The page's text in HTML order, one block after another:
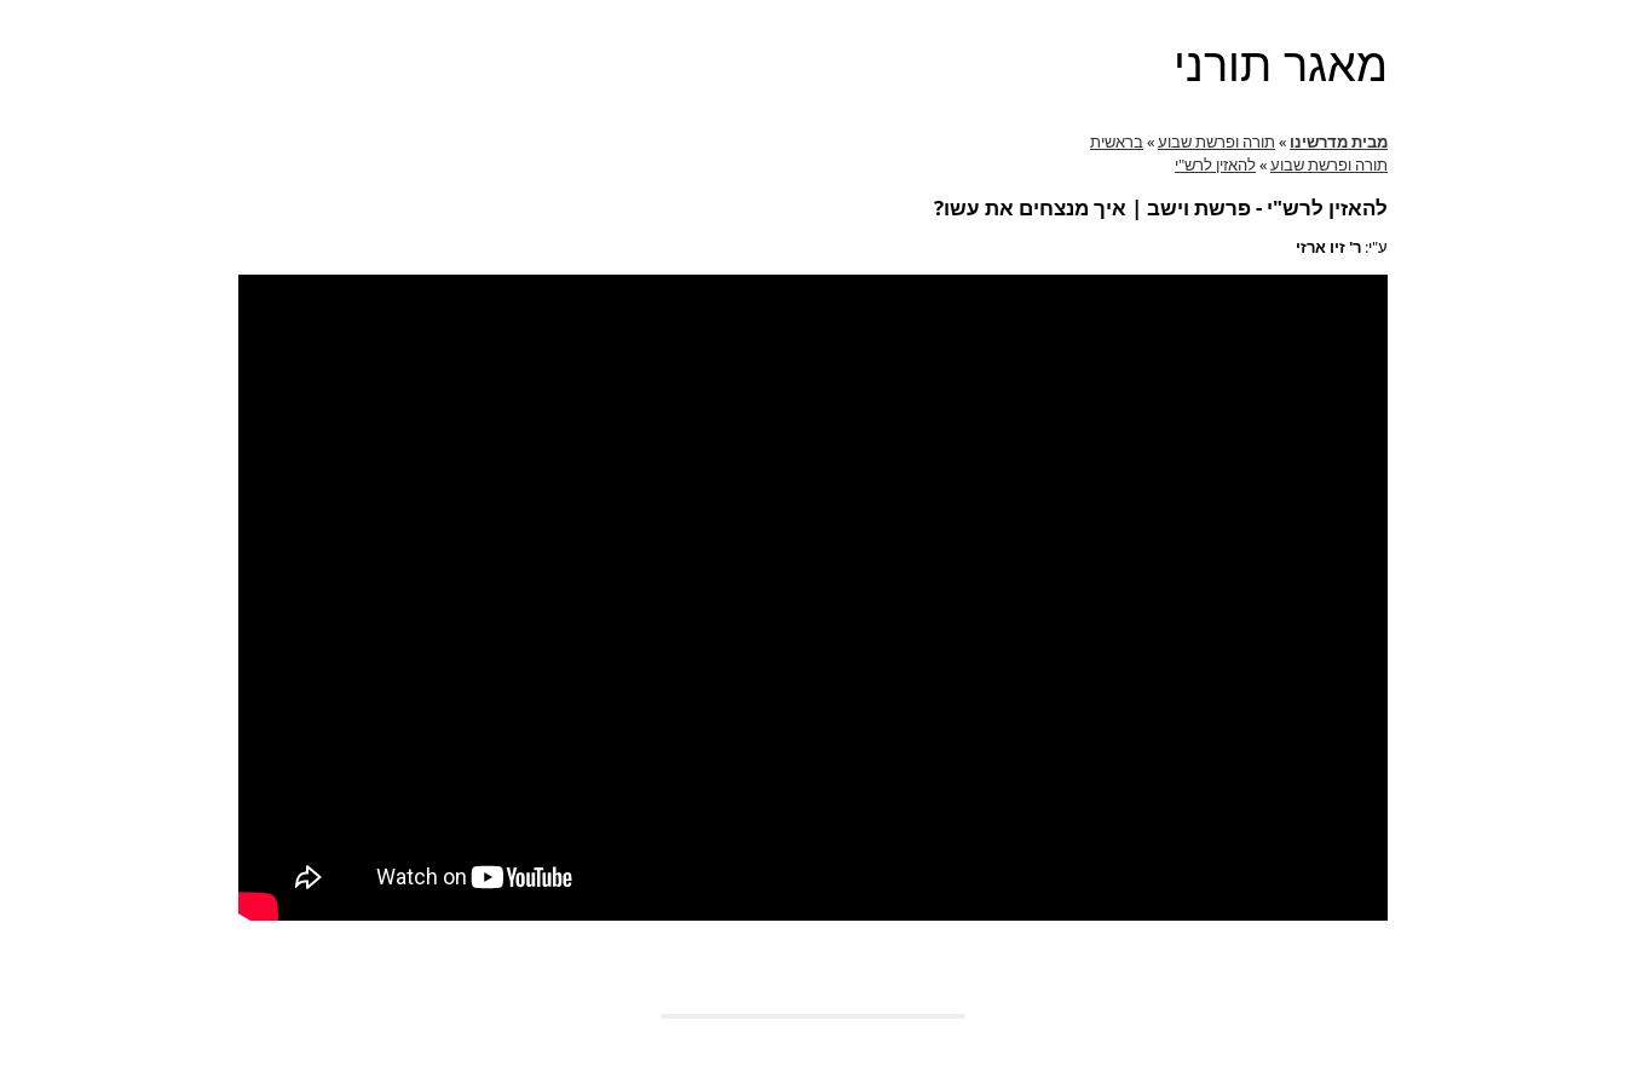
מאגר תורני
מבית מדרשינו » תורה ופרשת שבוע»בראשית
תורה ופרשת שבוע»להאזין לרש"י
להאזין לרש"י - פרשת וישב | איך מנצחים את עשו?
ע"י: ר' זיו ארזי